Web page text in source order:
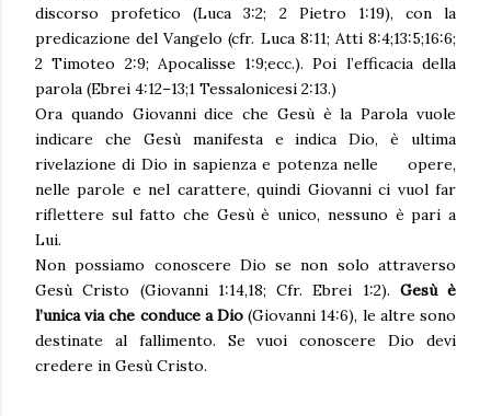
discorso profetico (Luca 3:2; 2 Pietro 1:19), con la
predicazione del Vangelo (cfr. Luca 8:11; Atti 8:4;13:5;16:6;
2 Timoteo 2:9; Apocalisse 1:9;ecc.). Poi l’efficacia della
parola (Ebrei 4:12–13;1 Tessalonicesi 2:13.)
Ora quando Giovanni dice che Gesù è la Parola vuole
indicare che Gesù manifesta e indica Dio, è ultima
rivelazione di Dio in sapienza e potenza nelle opere,
nelle parole e nel carattere, quindi Giovanni ci vuol far
riflettere sul fatto che Gesù è unico, nessuno è pari a
Lui.
Non possiamo conoscere Dio se non solo attraverso
Gesù Cristo (Giovanni 1:14,18; Cfr. Ebrei 1:2). Gesù è
l’unica via che conduce a Dio(Giovanni 14:6), le altre sono
destinate al fallimento. Se vuoi conoscere Dio devi
credere in Gesù Cristo.